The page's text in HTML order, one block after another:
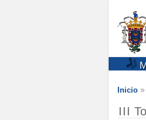
Inicio
III